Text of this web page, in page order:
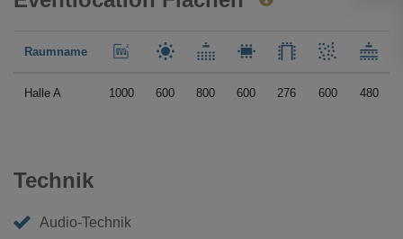
Raumname
Halle A 1000 600 800 600 276 600 480
Technik
Audio-Technik